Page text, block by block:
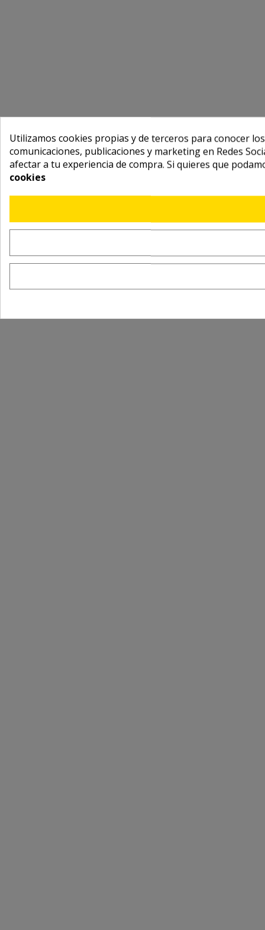
Utilizamos cookies propias y de terceros para conocer
comunicaciones, publicaciones y marketing en Redes
afectar a tu experiencia de compra. Si quieres que
cookies